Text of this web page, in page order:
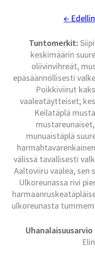
←
Tuntomerkit:
keskimäärin
oliivinvihreät,
epäsäännöllisesti
Poikkiviirut
vaaleatäytteiset;
Keilatäplä
munuaistäplä
välissä tavallisesti
Aaltoviiru vaalea, sen
Ulkoreunassa rivi
ulkoreunasta
Uhanalaisuusarvio